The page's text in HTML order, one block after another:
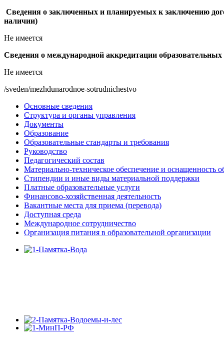
Сведения о заключенных и планируемых к заключению
наличии)
Не имеется
Сведения о международной аккредитации
Не имеется
/sveden/mezhdunarodnoe-sotrudnichestvo
Основные сведения
Структура и органы управления
Документы
Образование
Образовательные стандарты и требования
Руководство
Педагогический состав
Материально-техническое обеспечение и оснащенность
Стипендии и иные виды материальной поддержки
Платные образовательные услуги
Финансово-хозяйственная деятельность
Вакантные места для приема (перевода)
Доступная среда
Международное сотрудничество
Организация питания в образовательной организации